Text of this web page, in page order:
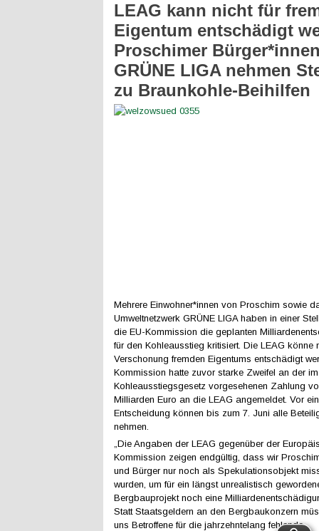
LEAG kann nicht für
Eigentum entschädigt
Proschimer
GRÜNE LIGA nehmen
zu Braunkohle-Beihilfen
Mehrere Einwohner*innen von Proschim sowie
Umweltnetzwerk GRÜNE LIGA haben in einer
die EU-Kommission die geplanten
für den Kohleausstieg kritisiert. Die LEAG könne
Verschonung fremden Eigentums entschädigt
Kommission hatte zuvor starke Zweifel an der
Kohleausstiegsgesetz vorgesehenen Zahlung
Milliarden Euro an die LEAG angemeldet. Vor
Entscheidung können bis zum 7. Juni alle
nehmen.
„Die Angaben der LEAG gegenüber der
Kommission zeigen endgültig, dass wir
und Bürger nur noch als Spekulationsobjekt
wurden, um für ein längst unrealistisch
Bergbauprojekt noch eine
Statt Staatsgeldern an den Bergbaukonzern
uns Betroffene für die jahrzehntelang fehlende